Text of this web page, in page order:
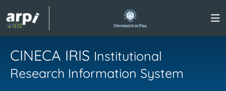
CINECA IRIS Institutional
Research Information System